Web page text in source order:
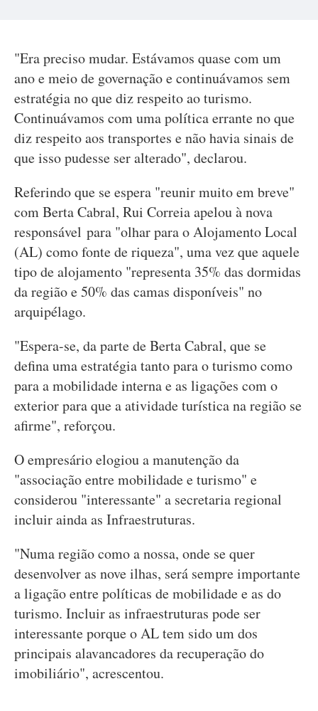
"Era preciso mudar. Estávamos quase com um
ano e meio de governação e continuávamos sem
estratégia no que diz respeito ao turismo.
Continuávamos com uma política errante no que
diz respeito aos transportes e não havia sinais de
que isso pudesse ser alterado", declarou.
Referindo que se espera "reunir muito em breve"
com Berta Cabral, Rui Correia apelou à nova
responsável para "olhar para o Alojamento Local
(AL) como fonte de riqueza", uma vez que aquele
tipo de alojamento "representa 35% das dormidas
da região e 50% das camas disponíveis" no
arquipélago.
"Espera-se, da parte de Berta Cabral, que se
defina uma estratégia tanto para o turismo como
para a mobilidade interna e as ligações com o
exterior para que a atividade turística na região se
afirme", reforçou.
O empresário elogiou a manutenção da
"associação entre mobilidade e turismo" e
considerou "interessante" a secretaria regional
incluir ainda as Infraestruturas.
"Numa região como a nossa, onde se quer
desenvolver as nove ilhas, será sempre importante
a ligação entre políticas de mobilidade e as do
turismo. Incluir as infraestruturas pode ser
interessante porque o AL tem sido um dos
principais alavancadores da recuperação do
imobiliário", acrescentou.